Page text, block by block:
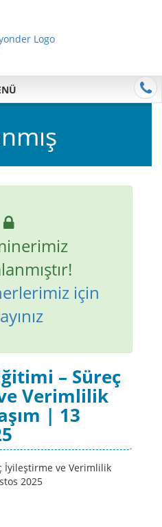
için
– Süreç
Verimlilik
| 13